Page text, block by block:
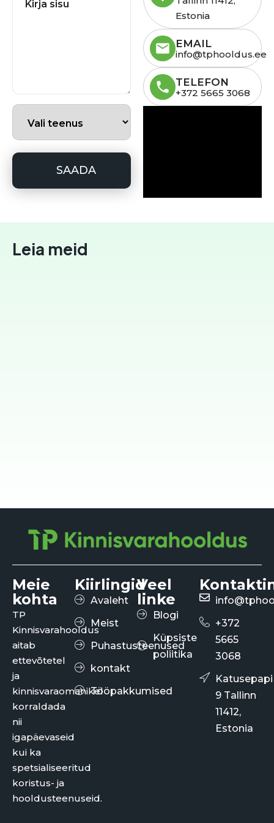
TELEFON
+372 5665 3068
EMAIL
info@tphooldus.ee
Estonia
Leia meid
Meie
kohta
TP
Kinnisvarahooldus
aitab
ettevõtetel
ja
kinnisvaraomanikel
korraldada
nii
igapäevaseid
kui ka
spetsialiseeritud
koristus- ja
hooldusteenuseid.
Kiirlingid
Avaleht
Meist
Puhastusteenused
kontakt
Tööpakkumised
Veel
linke
Blogi
Küpsiste
poliitika
+372
5665
3068
Katusepapi
9 Tallinn
11412,
Estonia